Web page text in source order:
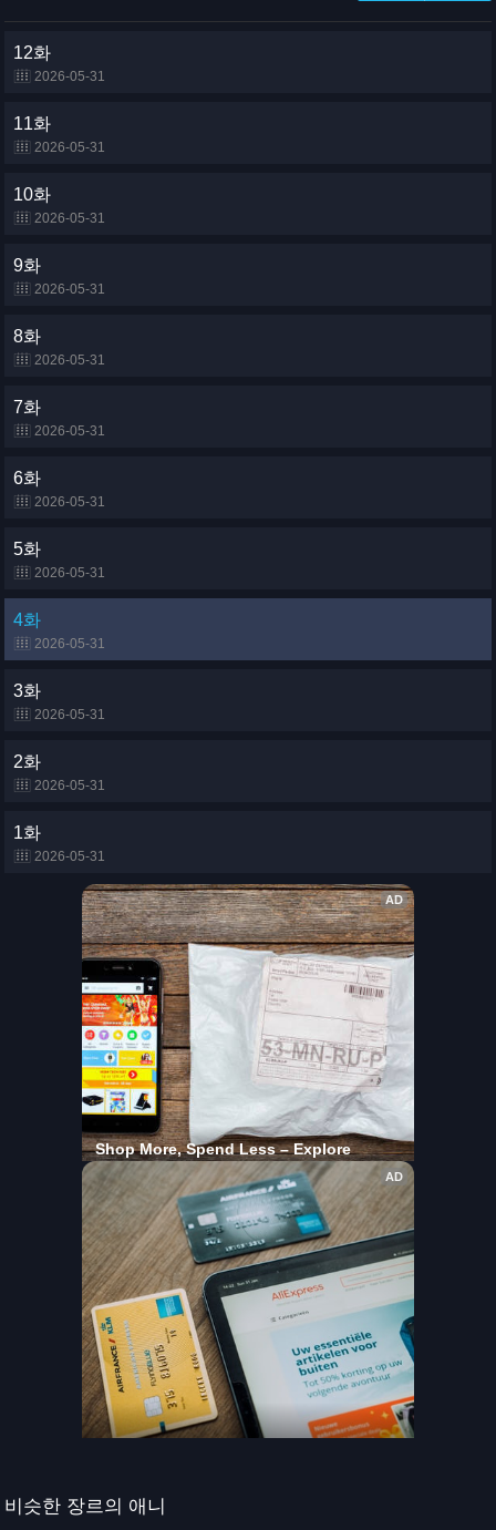
12화
2026-05-31
11화
2026-05-31
10화
2026-05-31
9화
2026-05-31
8화
2026-05-31
7화
2026-05-31
6화
2026-05-31
5화
2026-05-31
4화
2026-05-31
3화
2026-05-31
2화
2026-05-31
1화
2026-05-31
비슷한 장르의 애니